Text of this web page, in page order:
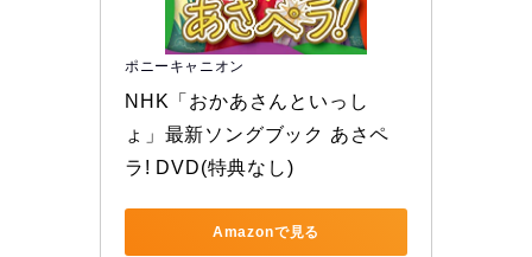
ポニーキャニオン
NHK「おかあさんといっし
ょ」最新ソングブック あさペ
ラ! DVD(特典なし)
Amazonで見る